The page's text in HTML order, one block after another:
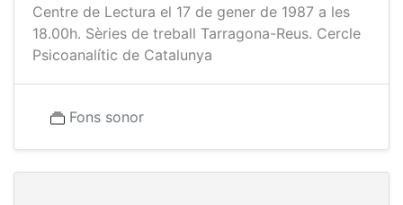
Centre de Lectura el 17 de gener de 1987 a les
18.00h. Sèries de treball Tarragona-Reus. Cercle
Psicoanalític de Catalunya
Fons sonor